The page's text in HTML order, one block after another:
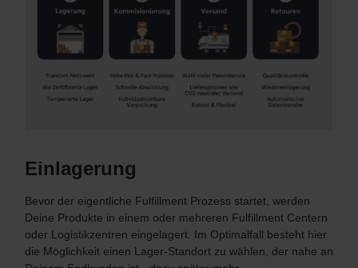
Einlagerung
Bevor der eigentliche Fulfillment Prozess startet, werden
Deine Produkte in einem oder mehreren Fulfillment Centern
oder Logistikzentren eingelagert. Im Optimalfall besteht hier
die Möglichkeit einen Lager-Standort zu wählen, der nahe an